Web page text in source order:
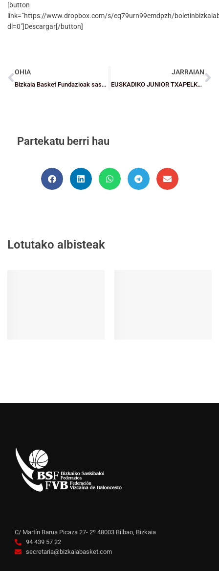
[button
link=”https://www.dropbox.com/s/eq79urn99emdpzh/
dl=0″]Descargar[/button]
OHIA
Bizkaia Basket Fundazioak saskibaloiko afaririk solidarioena ospatu zuen
JARRAIAN
EUSKADIKO JUNIOR TXAPELKETA: Egutegia
Partekatu berri hau
Lotutako albisteak
C/ Martín Barua Picaza 27- 2º 48003 Bilbao, Bizkaia
94 439 57 22
secretaria@bizkaiabasket.com